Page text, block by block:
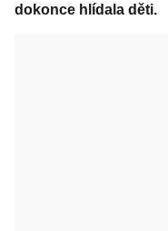
dokonce hlídala děti.